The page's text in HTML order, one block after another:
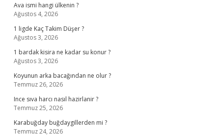
Ava ismi hangi ülkenin ?
Ağustos 4, 2026
1 ligde Kaç Takim Düşer ?
Ağustos 3, 2026
1 bardak kisira ne kadar su konur ?
Ağustos 3, 2026
Koyunun arka bacağından ne olur ?
Temmuz 26, 2026
Ince sıva harcı nasıl hazirlanir ?
Temmuz 25, 2026
Karabuğday buğdaygillerden mi ?
Temmuz 24, 2026